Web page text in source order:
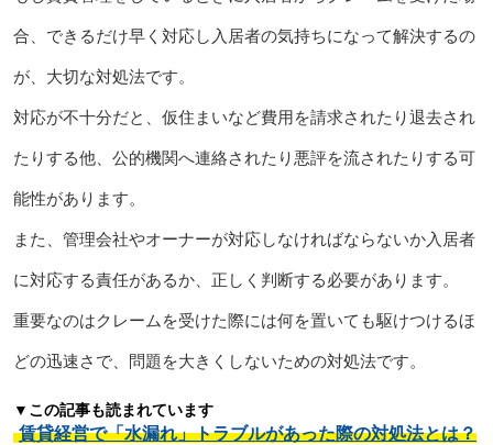
合、できるだけ早く対応し入居者の気持ちになって解決するの
が、大切な対処法です。
対応が不十分だと、仮住まいなど費用を請求されたり退去され
たりする他、公的機関へ連絡されたり悪評を流されたりする可
能性があります。
また、管理会社やオーナーが対応しなければならないか入居者
に対応する責任があるか、正しく判断する必要があります。
重要なのはクレームを受けた際には何を置いても駆けつけるほ
どの迅速さで、問題を大きくしないための対処法です。
▼この記事も読まれています
賃貸経営で「水漏れ」トラブルがあった際の対処法とは？